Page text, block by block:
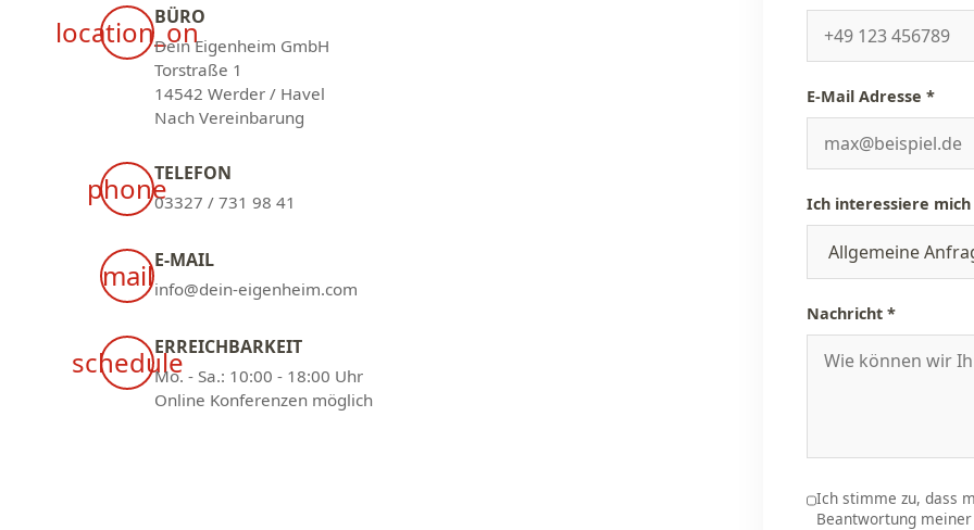
location_on
BÜRO
Dein Eigenheim GmbH
Torstraße 1
14542 Werder / Havel
Nach Vereinbarung
phoneTELEFON
03327 / 731 98 41
mailE-MAIL
info@dein-eigenheim.com
scheduleERREICHBARKEIT
Mo. - Sa.: 10:00 - 18:00 Uhr
Online Konferenzen möglich
E-Mail Adresse *
Ich interessiere
Nachricht *
Ich stimme zu, dass
Beantwortung